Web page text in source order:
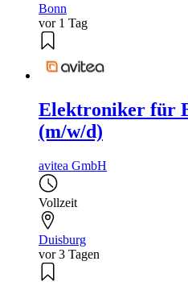
Bonn
vor 1 Tag
Elektroniker für
(m/w/d)
avitea GmbH
Vollzeit
Duisburg
vor 3 Tagen